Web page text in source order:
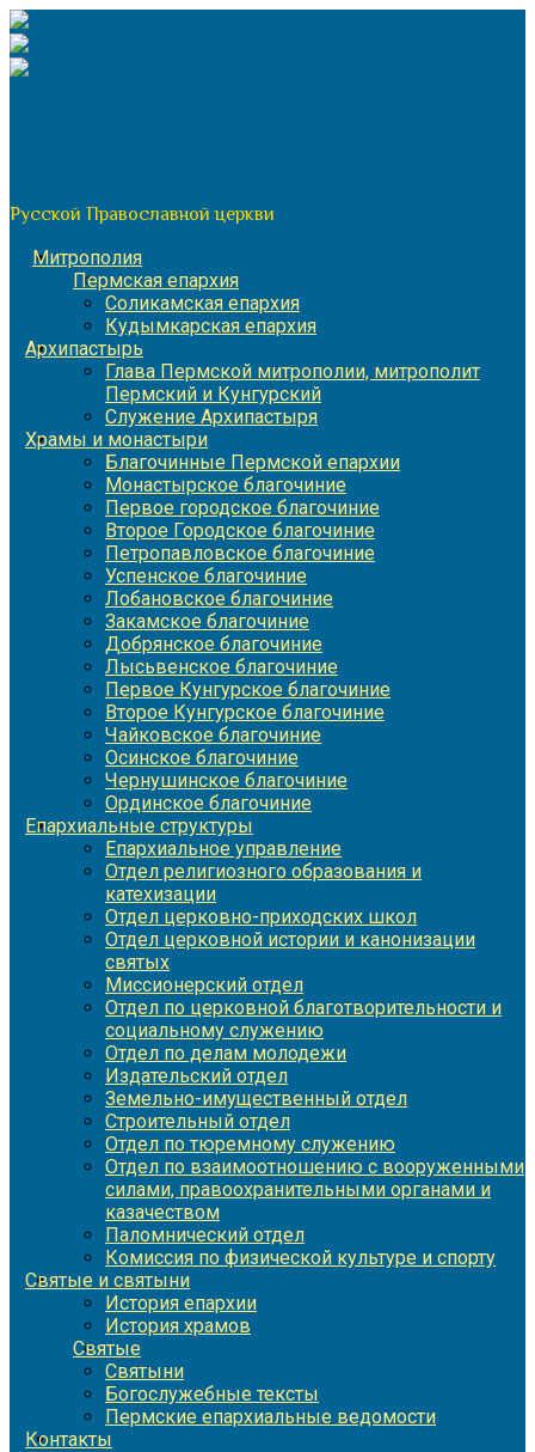
Перейти
к
содержимому
Русской Православной церкви
Митрополия
Пермская епархия
Соликамская епархия
Кудымкарская епархия
Архипастырь
Глава Пермской митрополии, митрополит
Пермский и Кунгурский
Служение Архипастыря
Храмы и монастыри
Благочинные Пермской епархии
Монастырское благочиние
Первое городское благочиние
Второе Городское благочиние
Петропавловское благочиние
Успенское благочиние
Лобановское благочиние
Закамское благочиние
Добрянское благочиние
Лысьвенское благочиние
Первое Кунгурское благочиние
Второе Кунгурское благочиние
Чайковское благочиние
Осинское благочиние
Чернушинское благочиние
Ординское благочиние
Епархиальные структуры
Епархиальное управление
Отдел религиозного образования и
катехизации
Отдел церковно-приходских школ
Отдел церковной истории и канонизации
святых
Миссионерский отдел
Отдел по церковной благотворительности и
социальному служению
Отдел по делам молодежи
Издательский отдел
Земельно-имущественный отдел
Строительный отдел
Отдел по тюремному служению
Отдел по взаимоотношению с вооруженными
силами, правоохранительными органами и
казачеством
Паломнический отдел
Комиссия по физической культуре и спорту
Святые и святыни
История епархии
История храмов
Святые
Святыни
Богослужебные тексты
Пермские епархиальные ведомости
Контакты